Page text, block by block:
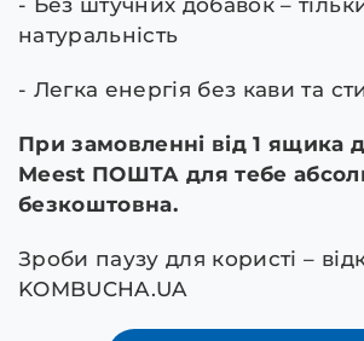
натуральність
- Легка енергія без кави та
При замовленні від 1 ящика
Meest ПОШТА для тебе
безкоштовна.
Зроби паузу для користі –
KOMBUCHA.UA